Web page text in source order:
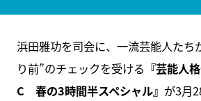
浜田雅功を司会に、一流芸能人たち
り前”のチェックを受ける 『芸能人
C 春の3時間半スペシャル』 が3月